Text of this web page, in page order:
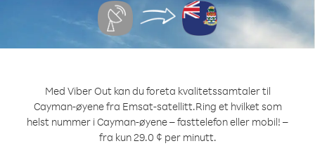
Med Viber Out kan du foreta kvalitetssamtaler til
Cayman-øyene fra Emsat-satellitt.Ring et hvilket som
helst nummer i Cayman-øyene – fasttelefon eller mobil! –
fra kun 29.0 ¢ per minutt.